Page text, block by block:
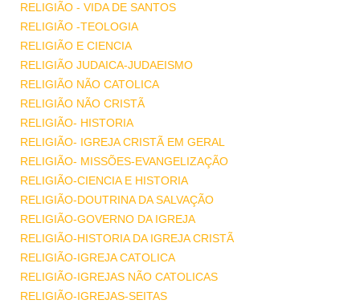
RELIGIÃO - VIDA DE SANTOS
RELIGIÃO -TEOLOGIA
RELIGIÃO E CIENCIA
RELIGIÃO JUDAICA-JUDAEISMO
RELIGIÃO NÃO CATOLICA
RELIGIÃO NÃO CRISTÃ
RELIGIÃO- HISTORIA
RELIGIÃO- IGREJA CRISTÃ EM GERAL
RELIGIÃO- MISSÕES-EVANGELIZAÇÃO
RELIGIÃO-CIENCIA E HISTORIA
RELIGIÃO-DOUTRINA DA SALVAÇÃO
RELIGIÃO-GOVERNO DA IGREJA
RELIGIÃO-HISTORIA DA IGREJA CRISTÃ
RELIGIÃO-IGREJA CATOLICA
RELIGIÃO-IGREJAS NÃO CATOLICAS
RELIGIÃO-IGREJAS-SEITAS